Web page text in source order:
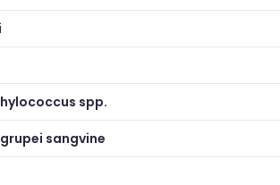
spp.
sangvine